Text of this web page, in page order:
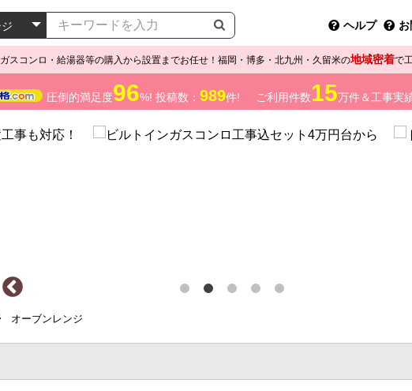
ヘルプ
ガスコンロ・給湯器等の購入から設置までお任せ！福岡・博多・北九州・久留米の地域密着で
圧倒的満足度96%! 投稿数： 989件! ご利用件数15万件＆工事実
オーブンレンジ